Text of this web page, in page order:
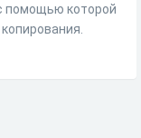
помощью которой